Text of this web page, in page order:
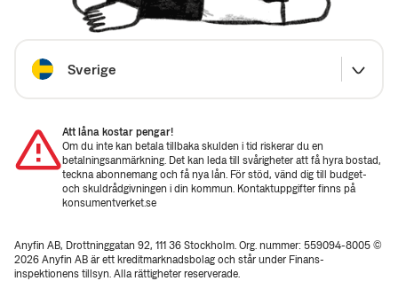
Sverige
Att låna kostar pengar!
Om du inte kan betala tillbaka skulden i tid riskerar du en
betalningsanmärkning. Det kan leda till svårigheter att få hyra bostad,
teckna abonnemang och få nya lån. För stöd, vänd dig till budget-
och skuldrådgivningen i din kommun. Kontaktuppgifter finns på
konsumentverket.se
Anyfin AB, Drottninggatan 92, 111 36 Stockholm. Org. nummer: 559094-8005 ©
2026 Anyfin AB är ett kreditmarknadsbolag och står under Finans­
inspektionens tillsyn. Alla rättigheter reserverade.